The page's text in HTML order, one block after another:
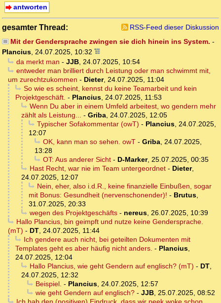
antworten
gesamter Thread:
RSS-Feed dieser Diskussion
Mit der Gendersprache zwingen sie dich hinein ins System. -
Plancius, 24.07.2025, 10:32
da merkt man - JJB, 24.07.2025, 10:54
entweder man brilliert durch Leistung oder man schwimmt mit,
um zurechtzukommen - Dieter, 24.07.2025, 11:04
So wie es scheint, kennst du keine Teamarbeit und kein
Projektgeschäft. - Plancius, 24.07.2025, 11:53
Wenn Du aber in einem Umfeld arbeitest, wo gendern mehr
zählt als Leistung... - Griba, 24.07.2025, 12:05
Typischer Sofakommentar (owT) - Plancius, 24.07.2025,
12:07
OK, kann man so sehen. owT- Griba, 24.07.2025,
13:28
OT: Aus anderer Sicht- D-Marker, 25.07.2025, 00:35
Hast Recht, war nie im Team untergeordnet- Dieter,
24.07.2025, 12:07
Nein, eher, also i.d.R., keine finanzielle Einbußen, sogar
mit Bonus: Gesundheit (nervenschonender)! - Brutus,
31.07.2025, 20:33
wegen des Projektgeschäfts- nereus, 26.07.2025, 10:39
Hallo Plancius, bin geimpft und nutze keine Gendersprache.
(mT) - DT, 24.07.2025, 11:44
Ich gendere auch nicht, bei geteilten Dokumenten mit
Templates geht es aber häufig nicht anders. - Plancius,
24.07.2025, 12:04
Hallo Plancius, wie geht Gendern auf englisch? (mT) - DT,
24.07.2025, 12:32
Beispiel. - Plancius, 24.07.2025, 12:57
wie geht Gendern auf englisch?- JJB, 25.07.2025, 08:52